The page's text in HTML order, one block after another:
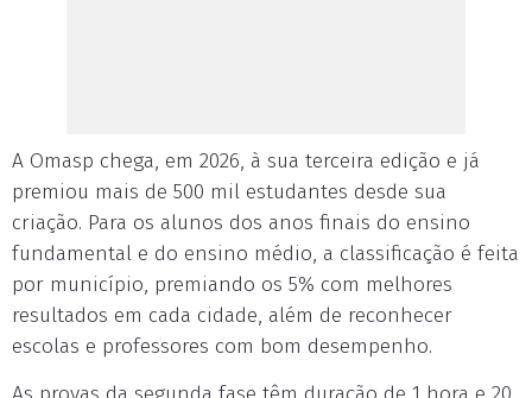
A Omasp chega, em 2026, à sua terceira edição e já
premiou mais de 500 mil estudantes desde sua
criação. Para os alunos dos anos finais do ensino
fundamental e do ensino médio, a classificação é feita
por município, premiando os 5% com melhores
resultados em cada cidade, além de reconhecer
escolas e professores com bom desempenho.